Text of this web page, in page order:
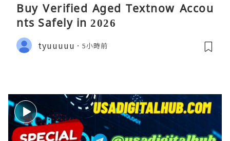
Buy Verified Aged Textnow Accou
nts Safely in 2026
tyuuuuu 5小時前